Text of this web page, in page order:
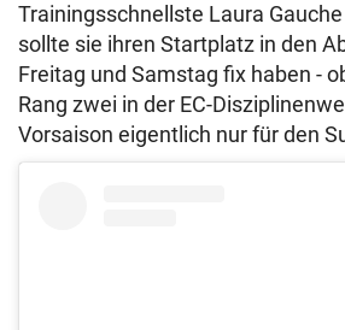
Trainingsschnellste Laura
sollte sie ihren Startplatz in den
Freitag und Samstag fix haben -
Rang zwei in der EC-
Vorsaison eigentlich nur für den